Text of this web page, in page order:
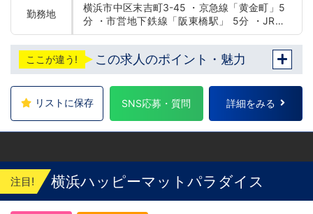
勤務地
横浜市中区末吉町3-45 ・京急線「黄金町」5
分 ・市営地下鉄線「阪東橋駅」 5分 ・JR線
「関内駅」15分
ここが違う! この求人のポイント・魅力
リストに保存 SNS応募・質問 詳細をみる
注目! 横浜ハッピーマットパラダイス